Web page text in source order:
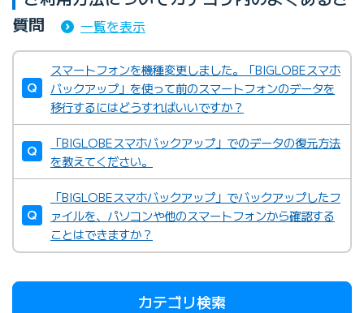
質問
一覧を表示
スマートフォンを機種変更しました。「BIGLOBEスマホ
バックアップ」を使って前のスマートフォンのデータを
移行するにはどうすればいいですか？
「BIGLOBEスマホバックアップ」でのデータの復元方法
を教えてください。
「BIGLOBEスマホバックアップ」でバックアップしたフ
ァイルを、パソコンや他のスマートフォンから確認する
ことはできますか？
カテゴリ検索